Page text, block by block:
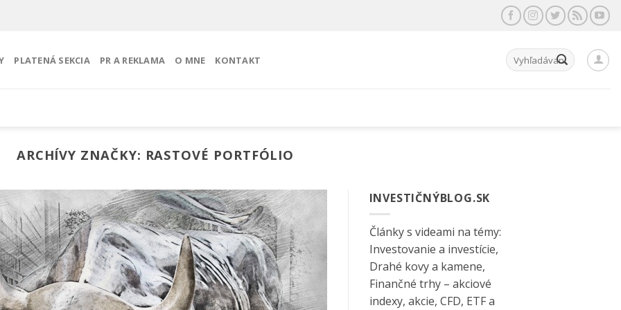
PLATENÁ SEKCIA PR A REKLAMA O MNE KONTAKT Hľadať:
ARCHÍVY ZNAČKY: RASTOVÉ PORTFÓLIO
INVESTIČNÝBLOG.SK
Články s videami na témy:
Investovanie a investície,
Drahé kovy a kamene,
Finančné trhy – akciové
indexy, akcie, CFD, ETF a